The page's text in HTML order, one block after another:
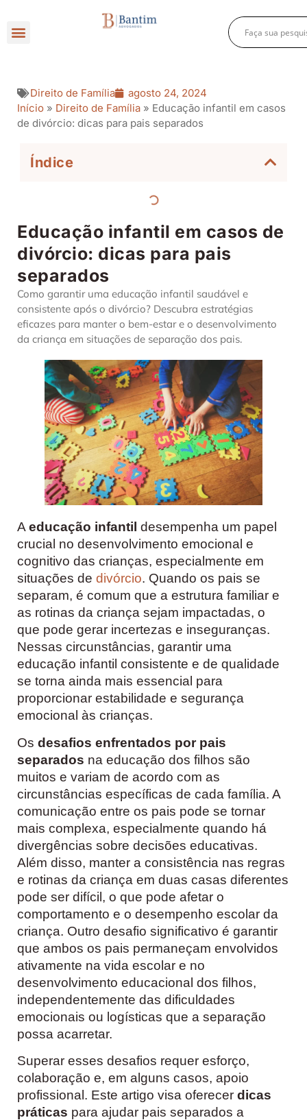
Direito de Família
agosto 24, 2024
Início » Direito de Família » Educação infantil em casos
de divórcio: dicas para pais separados
Índice
Educação infantil em casos de
divórcio: dicas para pais
separados
Como garantir uma educação infantil saudável e
consistente após o divórcio? Descubra estratégias
eficazes para manter o bem-estar e o desenvolvimento
da criança em situações de separação dos pais.
A educação infantil desempenha um papel
crucial no desenvolvimento emocional e
cognitivo das crianças, especialmente em
situações de divórcio. Quando os pais se
separam, é comum que a estrutura familiar e
as rotinas da criança sejam impactadas, o
que pode gerar incertezas e inseguranças.
Nessas circunstâncias, garantir uma
educação infantil consistente e de qualidade
se torna ainda mais essencial para
proporcionar estabilidade e segurança
emocional às crianças.
Os desafios enfrentados por pais
separados na educação dos filhos são
muitos e variam de acordo com as
circunstâncias específicas de cada família. A
comunicação entre os pais pode se tornar
mais complexa, especialmente quando há
divergências sobre decisões educativas.
Além disso, manter a consistência nas regras
e rotinas da criança em duas casas diferentes
pode ser difícil, o que pode afetar o
comportamento e o desempenho escolar da
criança. Outro desafio significativo é garantir
que ambos os pais permaneçam envolvidos
ativamente na vida escolar e no
desenvolvimento educacional dos filhos,
independentemente das dificuldades
emocionais ou logísticas que a separação
possa acarretar.
Superar esses desafios requer esforço,
colaboração e, em alguns casos, apoio
profissional. Este artigo visa oferecer dicas
práticas para ajudar pais separados a